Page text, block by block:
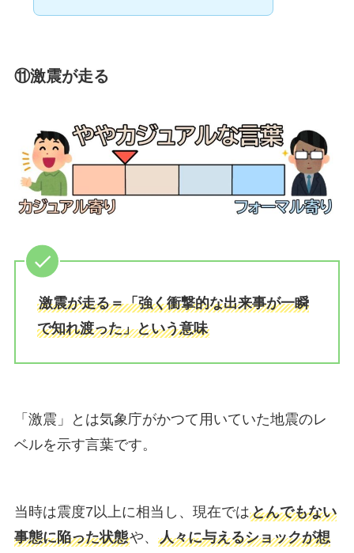
⑪激震が走る
激震が走る＝「強く衝撃的な出来事が一瞬
で知れ渡った」という意味
「激震」とは気象庁がかつて用いていた地震のレ
ベルを示す言葉です。
当時は震度7以上に相当し、現在ではとんでもない
事態に陥った状態や、 人々に与えるショックが想